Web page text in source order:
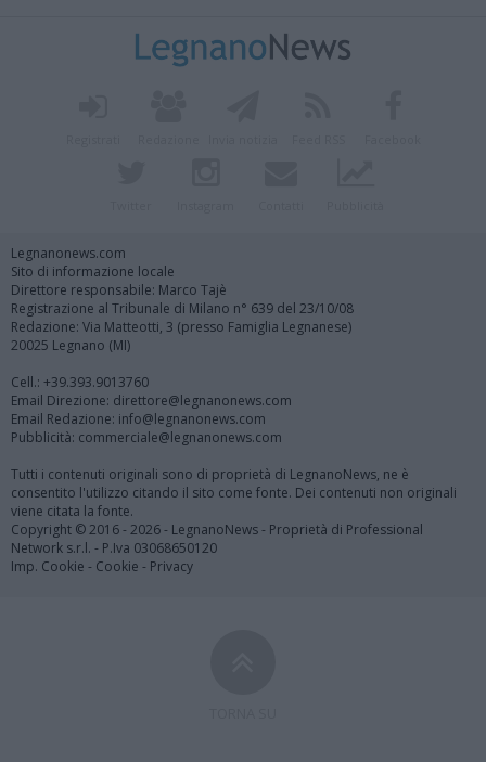
Legnanonews.com
Sito di informazione locale
Direttore responsabile: Marco Tajè
Registrazione al Tribunale di Milano n° 639 del 23/10/08
Redazione: Via Matteotti, 3 (presso Famiglia Legnanese)
20025 Legnano (MI)
Cell.: +39.393.9013760
Email Direzione: direttore@legnanonews.com
Email Redazione: info@legnanonews.com
Pubblicità: commerciale@legnanonews.com
Tutti i contenuti originali sono di proprietà di LegnanoNews, ne è
consentito l'utilizzo citando il sito come fonte. Dei contenuti non originali
viene citata la fonte.
Copyright © 2016 - 2026 - LegnanoNews - Proprietà di Professional
Network s.r.l. - P.Iva 03068650120
Imp. Cookie - Cookie - Privacy